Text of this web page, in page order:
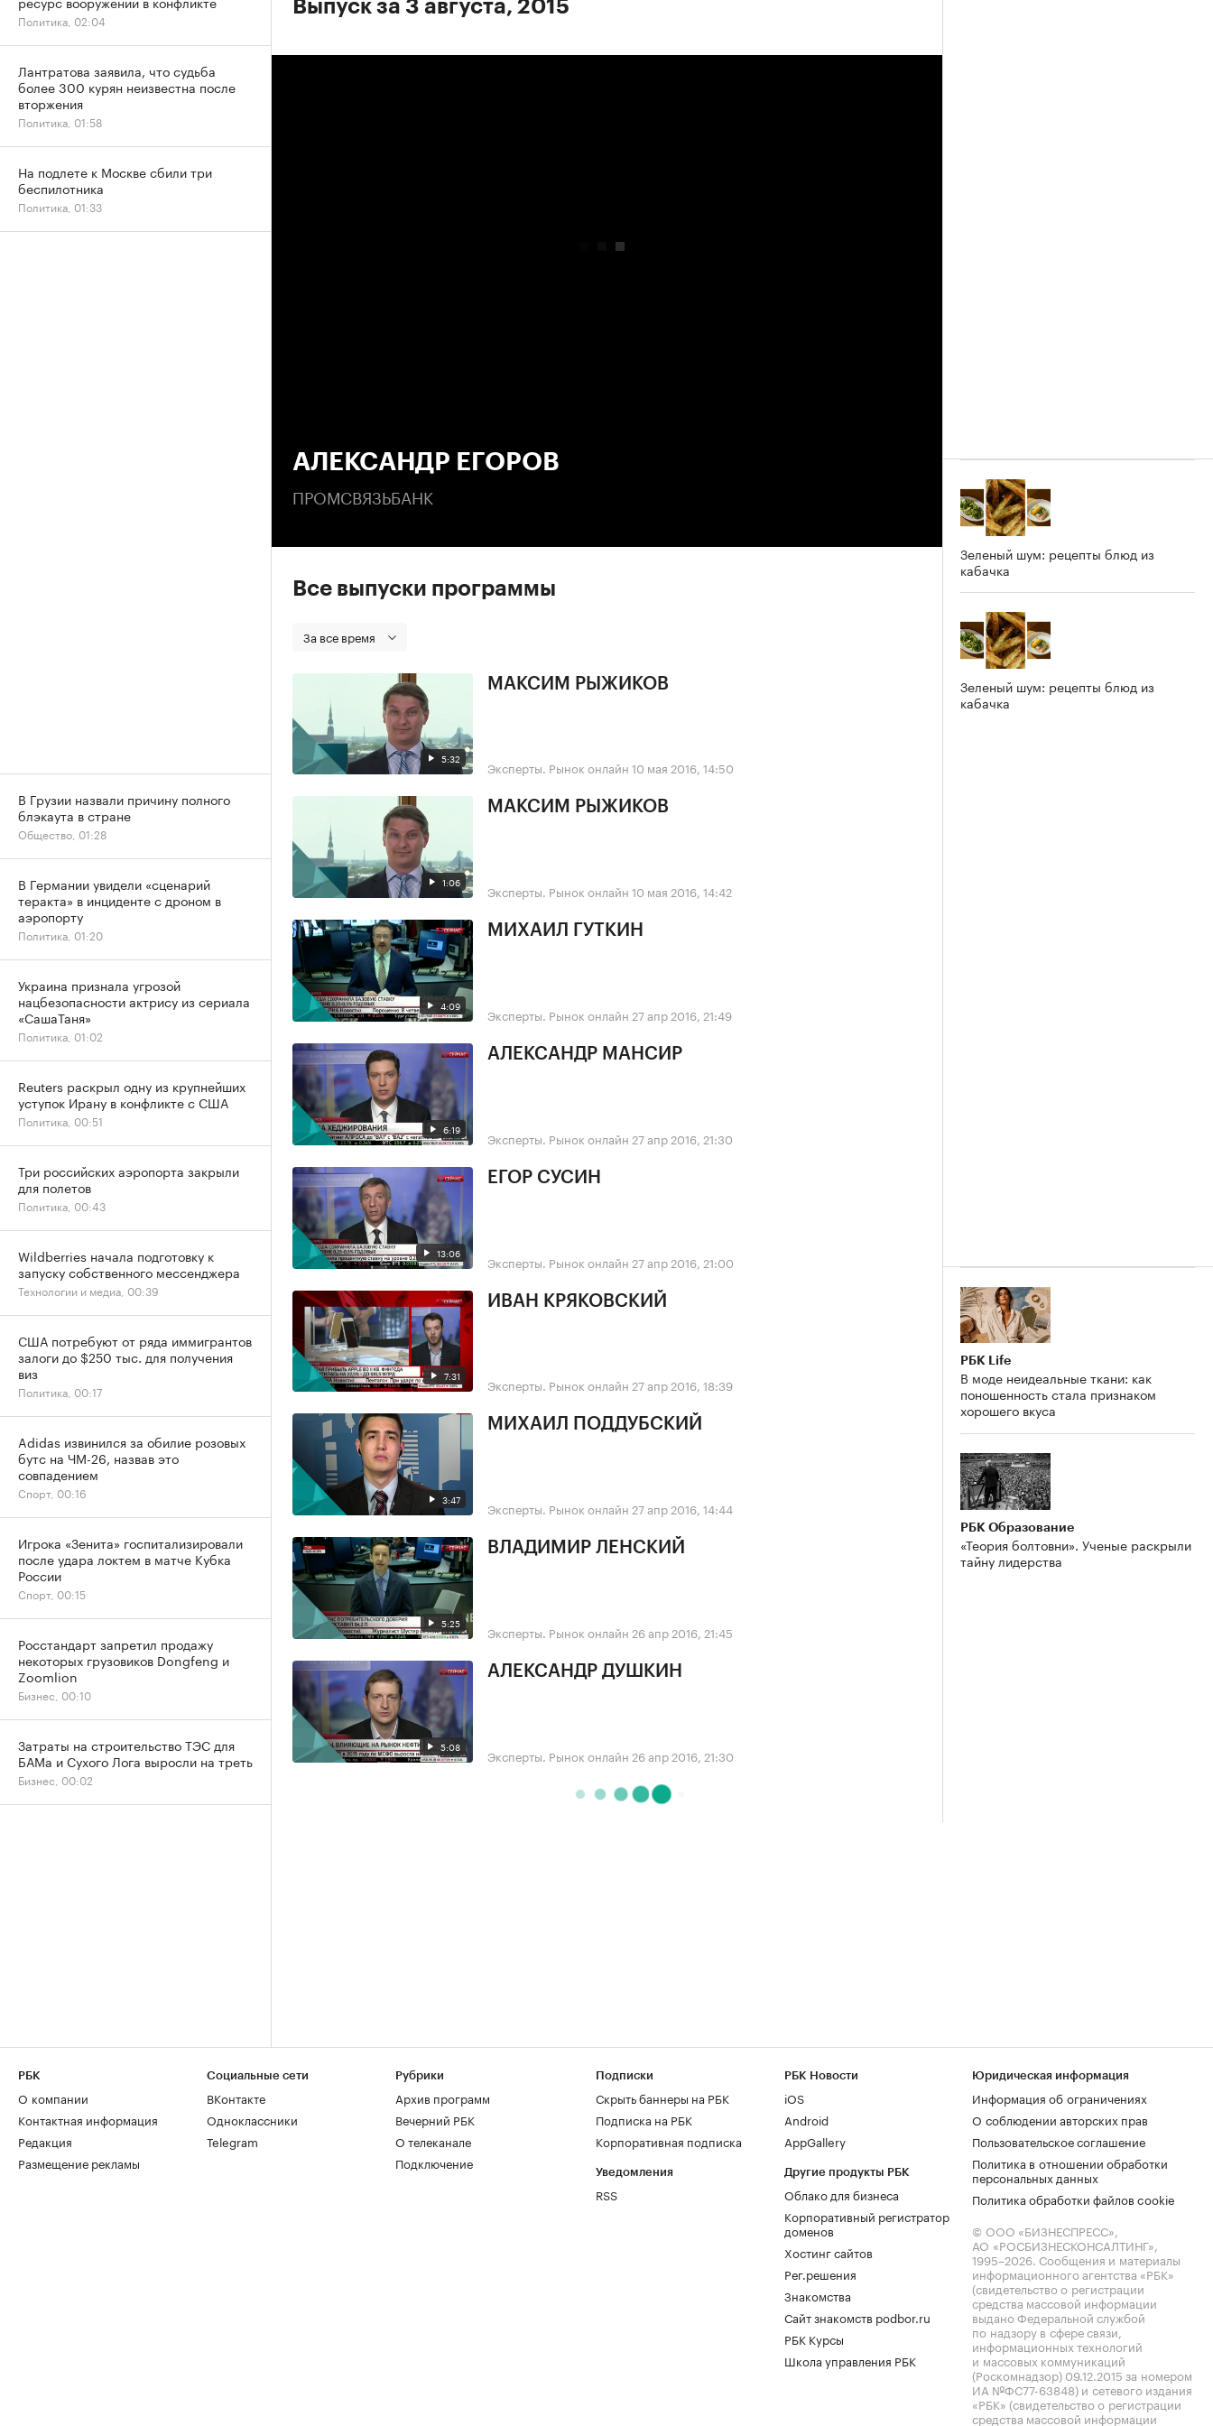
Выпуск за 3 августа, 2015
АЛЕКСАНДР ЕГОРОВ
ПРОМСВЯЗЬБАНК
Все выпуски программы
За все время
5:32
МАКСИМ РЫЖИКОВ
Эксперты. Рынок онлайн 10 мая 2016, 14:50
1:06
МАКСИМ РЫЖИКОВ
Эксперты. Рынок онлайн 10 мая 2016, 14:42
4:09
МИХАИЛ ГУТКИН
Эксперты. Рынок онлайн 27 апр 2016, 21:49
6:19
АЛЕКСАНДР МАНСИР
Эксперты. Рынок онлайн 27 апр 2016, 21:30
13:06
ЕГОР СУСИН
Эксперты. Рынок онлайн 27 апр 2016, 21:00
7:31
ИВАН КРЯКОВСКИЙ
Эксперты. Рынок онлайн 27 апр 2016, 18:39
3:47
МИХАИЛ ПОДДУБСКИЙ
Эксперты. Рынок онлайн 27 апр 2016, 14:44
5:25
ВЛАДИМИР ЛЕНСКИЙ
Эксперты. Рынок онлайн 26 апр 2016, 21:45
5:08
АЛЕКСАНДР ДУШКИН
Эксперты. Рынок онлайн 26 апр 2016, 21:30
Зеленый шум: рецепты блюд из
кабачка
Зеленый шум: рецепты блюд из
кабачка
РБК Life
В моде неидеальные ткани: как
поношенность стала признаком
хорошего вкуса
РБК Образование
«Теория болтовни». Ученые раскрыли
тайну лидерства
Политика, 02:04
Лантратова заявила, что судьба
более 300 курян неизвестна после
вторжения
Политика, 01:58
На подлете к Москве сбили три
беспилотника
Политика, 01:33
В Грузии назвали причину полного
блэкаута в стране
Общество, 01:28
В Германии увидели «сценарий
теракта» в инциденте с дроном в
аэропорту
Политика, 01:20
Украина признала угрозой
нацбезопасности актрису из сериала
«СашаТаня»
Политика, 01:02
Reuters раскрыл одну из крупнейших
уступок Ирану в конфликте с США
Политика, 00:51
Три российских аэропорта закрыли
для полетов
Политика, 00:43
Wildberries начала подготовку к
запуску собственного мессенджера
Технологии и медиа, 00:39
США потребуют от ряда иммигрантов
залоги до $250 тыс. для получения
виз
Политика, 00:17
Adidas извинился за обилие розовых
бутс на ЧМ-26, назвав это
совпадением
Спорт, 00:16
Игрока «Зенита» госпитализировали
после удара локтем в матче Кубка
России
Спорт, 00:15
Росстандарт запретил продажу
некоторых грузовиков Dongfeng и
Zoomlion
Бизнес, 00:10
Затраты на строительство ТЭС для
БАМа и Сухого Лога выросли на треть
Бизнес, 00:02
РБК
О компании
Контактная информация
Редакция
Размещение рекламы
Социальные сети
ВКонтакте
Одноклассники
Telegram
Рубрики
Архив программ
Вечерний РБК
О телеканале
Подключение
Подписки
Скрыть баннеры на РБК
Подписка на РБК
Корпоративная подписка
Уведомления
RSS
РБК Новости
iOS
Android
AppGallery
Другие продукты РБК
Облако для бизнеса
Корпоративный регистратор
доменов
Хостинг сайтов
Рег.решения
Знакомства
Сайт знакомств podbor.ru
РБК Курсы
Школа управления РБК
Юридическая информация
Информация об ограничениях
О соблюдении авторских прав
Пользовательское соглашение
Политика в отношении обработки
персональных данных
Политика обработки файлов cookie
© ООО «БИЗНЕСПРЕСС»,
АО «РОСБИЗНЕСКОНСАЛТИНГ»,
1995–2026. Сообщения и материалы
информационного агентства «РБК»
(свидетельство о регистрации
средства массовой информации
выдано Федеральной службой
по надзору в сфере связи,
информационных технологий
и массовых коммуникаций
(Роскомнадзор) 09.12.2015 за номером
ИА №ФС77-63848) и сетевого издания
«РБК» (свидетельство о регистрации
средства массовой информации